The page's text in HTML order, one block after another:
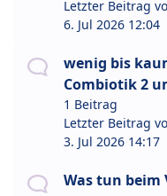
Letzter Beitrag
6. Jul 2026 12:04
wenig bis
Combiotik 2
1 Beitrag
Letzter Beitrag
3. Jul 2026 14:17
Was tun beim